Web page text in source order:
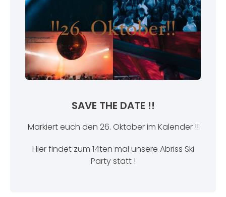
SAVE THE DATE !!
Markiert euch den 26. Oktober im Kalender !!
Hier findet zum 14ten mal unsere Abriss Ski
Party statt !